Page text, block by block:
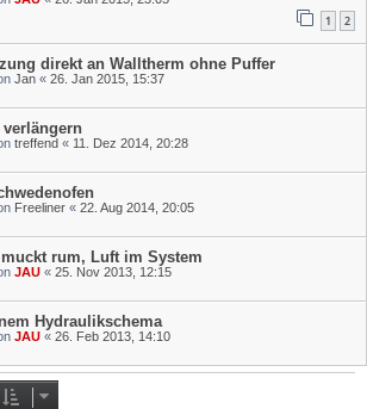
1 2
direkt an Walltherm ohne Puffer
Jan « 26. Jan 2015, 15:37
treffend « 11. Dez 2014, 20:28
Freeliner « 22. Aug 2014, 20:05
rum, Luft im System
JAU « 25. Nov 2013, 12:15
Hydraulikschema
JAU « 26. Feb 2013, 14:10